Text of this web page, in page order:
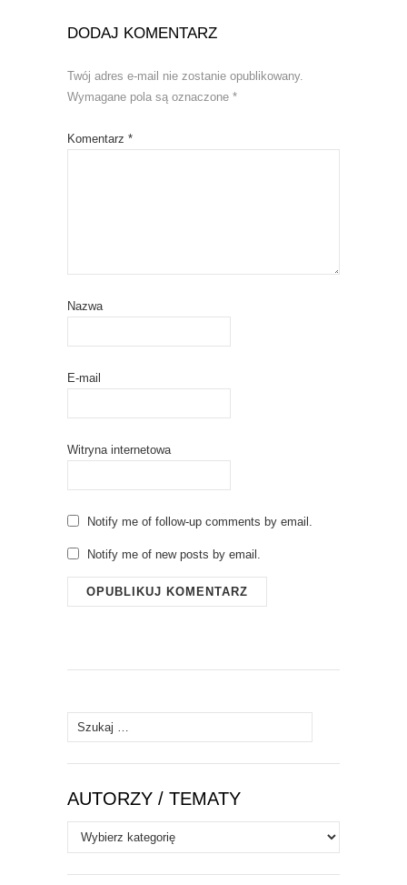
DODAJ KOMENTARZ
Twój adres e-mail nie zostanie opublikowany.
Wymagane pola są oznaczone *
Komentarz *
Nazwa
E-mail
Witryna internetowa
Notify me of follow-up comments by email.
Notify me of new posts by email.
Szukaj:
AUTORZY / TEMATY
Autorzy
/
Tematy